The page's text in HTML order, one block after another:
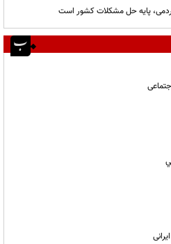
پایه حل مشکلات کشور است